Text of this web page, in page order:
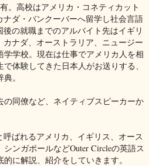
。高校はアメリカ・コネティカット
ナダ・バンクーバーへ留学し社会言語
の就職までのアルバイト先はイギリ
カナダ、オーストラリア、ニュージー
学校。現在は仕事でアメリカ人を相
体験してきた日本人がお送りする、
。
同僚など、ネイティブスピーカーか
ばれるアメリカ、イギリス、オース
ンガポールなどOuter Circleの英語ス
に解説、紹介をしていきます。